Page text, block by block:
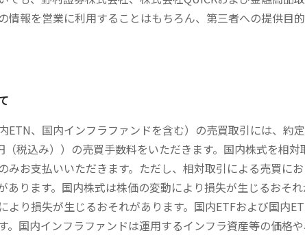
情報を営業に利用することはもちろん、第三者への提供目
ETN、国内インフラファンドを含む）の売買取引には、約
税込み））の売買手数料をいただきます。国内株式を相
みお支払いいただきます。ただし、相対取引による売買に
あります。国内株式は株価の変動により損失が生じるおそ
より損失が生じるおそれがあります。国内ETFおよび国内
。国内インフラファンドは運用するインフラ資産等の価格